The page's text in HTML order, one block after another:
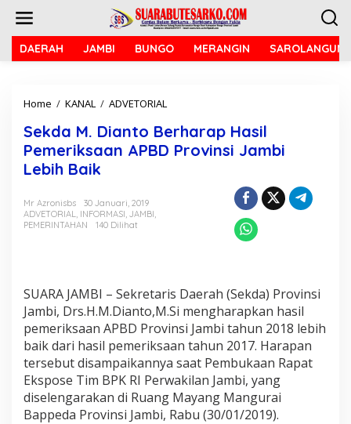
DAERAH JAMBI BUNGO MERANGIN SAROLANGUN
Home / KANAL / ADVETORIAL
k
d
B
e
r
h
a
r
a
p
H
a
Sekda M. Dianto Berharap Hasil
Pemeriksaan APBD Provinsi Jambi
Lebih Baik
Mr Azronisbs
30 Januari, 2019
ADVETORIAL, INFORMASI, JAMBI,
PEMERINTAHAN
140 Dilihat
SUARA JAMBI – Sekretaris Daerah (Sekda) Provinsi
Jambi, Drs.H.M.Dianto,M.Si mengharapkan hasil
pemeriksaan APBD Provinsi Jambi tahun 2018 lebih
baik dari hasil pemeriksaan tahun 2017. Harapan
tersebut disampaikannya saat Pembukaan Rapat
Ekspose Tim BPK RI Perwakilan Jambi, yang
diselengarakan di Ruang Mayang Mangurai
Bappeda Provinsi Jambi, Rabu (30/01/2019).